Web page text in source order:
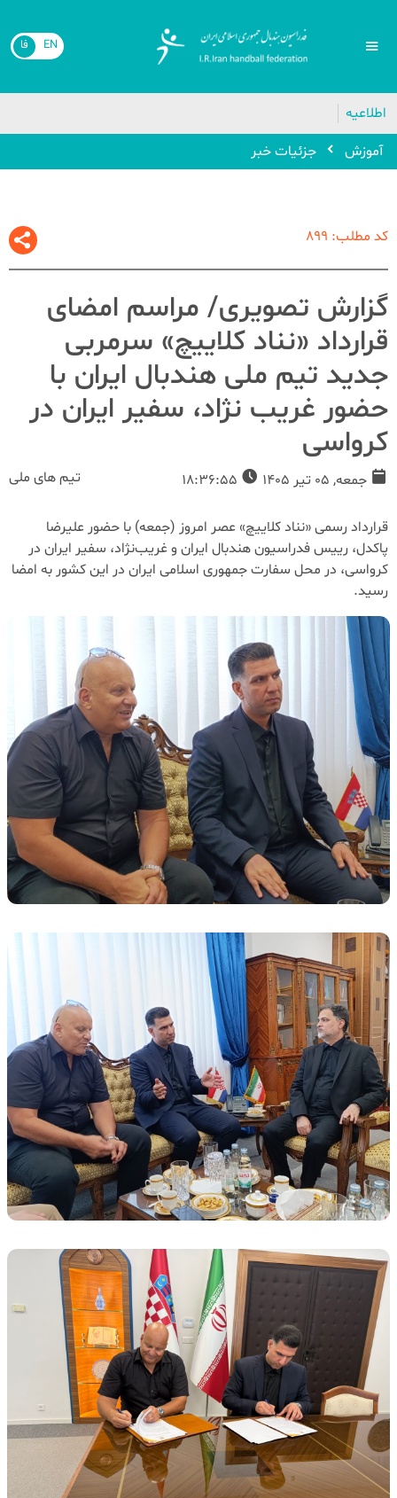
EN فا
اطلاعیه
آموزش
جزئیات خبر
کد مطلب: 899
گزارش تصویری/ مراسم امضای
قرارداد «نناد کلاییچ» سرمربی
جدید تیم ملی هندبال ایران با
حضور غریب نژاد، سفیر ایران‌ در
کرواسی
جمعه, 05 تیر 1405 تیم های ملی
قرارداد رسمی «نناد کلاییچ» عصر امروز (جمعه) با حضور علیرضا
پاکدل، رییس فدراسیون هندبال ایران و غریب‌نژاد، سفیر ایران در
کرواسی، در محل سفارت جمهوری اسلامی ایران در این کشور به امضا
رسید.